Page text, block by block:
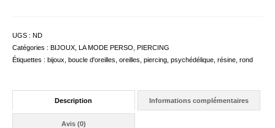
UGS : ND
Catégories : BIJOUX LA MODE PERSO PIERCING
Étiquettes : bijoux boucle d'oreilles oreilles piercing psychédélique résine rond
Description Informations complémentaires
Avis (0)